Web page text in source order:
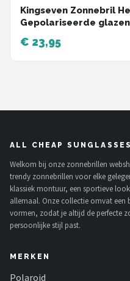
Kingseven Zonnebril
Gepolariseerde
€ 23,95
ALL CHEAP SUNGLASSES
Welkom bij onze zonnebrillen
trendy zonnebrillen voor elke
klassiek montuur, een sportieve
allemaal. Onze collectie omvat een
vormen, zodat je altijd de perfecte
persoonlijke stijl past.
MERKEN
Polaroid